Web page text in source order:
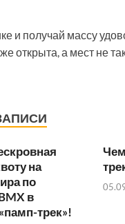
и получай массу
открыта, а мест не
на
по
в
трек»!